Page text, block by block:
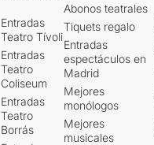
Entradas
Teatro Tívoli
Entradas
Teatro
Coliseum
Entradas
Teatro
Borrás
Abonos teatrales
Tiquets regalo
Entradas
espectáculos en
Madrid
Mejores
monólogos
Mejores
musicales